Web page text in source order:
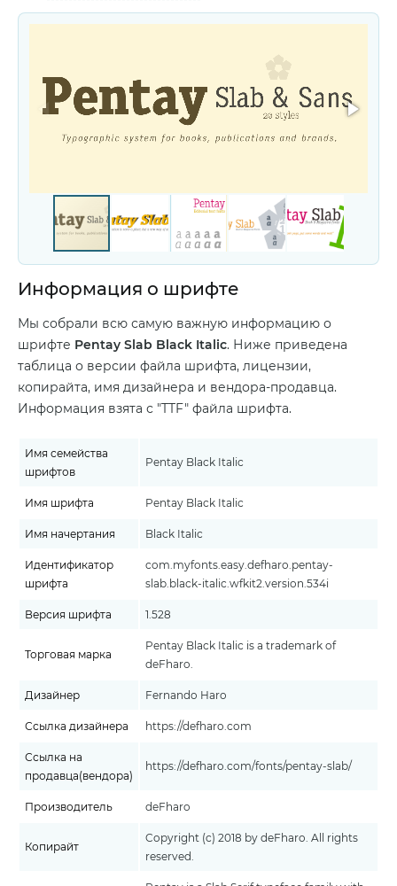
Информация о шрифте
Мы собрали всю самую важную информацию о
шрифте Pentay Slab Black Italic. Ниже приведена
таблица о версии файла шрифта, лицензии,
копирайта, имя дизайнера и вендора-продавца.
Информация взята с "TTF" файла шрифта.
Имя семейства
шрифтов
Pentay Black Italic
Имя шрифта Pentay Black Italic
Имя начертания Black Italic
Идентификатор
шрифта
com.myfonts.easy.defharo.pentay-
slab.black-italic.wfkit2.version.534i
Версия шрифта 1.528
Торговая марка
Pentay Black Italic is a trademark of
deFharo.
Дизайнер Fernando Haro
Ссылка дизайнера https://defharo.com
Ссылка на
продавца(вендора)
https://defharo.com/fonts/pentay-slab/
Производитель deFharo
Копирайт
Copyright (c) 2018 by deFharo. All rights
reserved.